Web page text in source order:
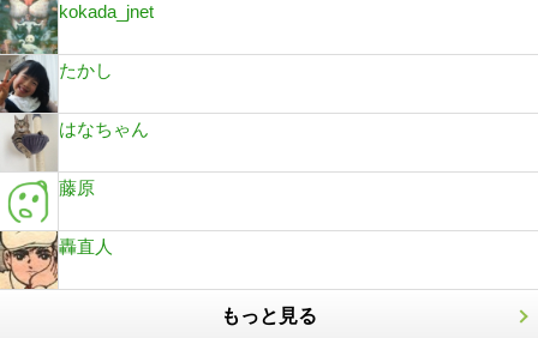
kokada_jnet
たかし
はなちゃん
藤原
轟直人
もっと見る